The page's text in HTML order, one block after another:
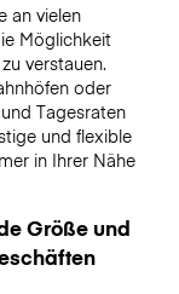
an vielen
Möglichkeit
verstauen.
oder
Tagesraten
und flexible
in Ihrer Nähe
Größe und